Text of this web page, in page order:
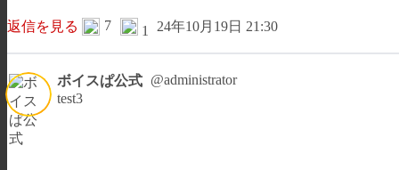
返信を見る 7 1 24年10月19日 21:30
ボイスぱ公式 @administrator
test3